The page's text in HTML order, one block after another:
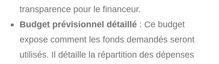
transparence pour le financeur.
Budget prévisionnel détaillé : Ce budget
expose comment les fonds demandés seront
utilisés. Il détaille la répartition des dépenses